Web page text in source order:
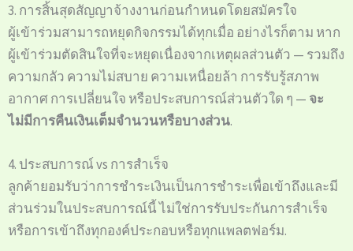
3. การสิ้นสุดสัญญาจ้างงานก่อนกำหนดโดยสมัครใจ
ผู้เข้าร่วมสามารถหยุดกิจกรรมได้ทุกเมื่อ อย่างไรก็ตาม หาก
ผู้เข้าร่วมตัดสินใจที่จะหยุดเนื่องจากเหตุผลส่วนตัว — รวมถึง
ความกลัว ความไม่สบาย ความเหนื่อยล้า การรับรู้สภาพ
อากาศ การเปลี่ยนใจ หรือประสบการณ์ส่วนตัวใด ๆ — จะ
ไม่มีการคืนเงินเต็มจำนวนหรือบางส่วน.
4. ประสบการณ์ vs การสำเร็จ
ลูกค้ายอมรับว่าการชำระเงินเป็นการชำระเพื่อเข้าถึงและมี
ส่วนร่วมในประสบการณ์นี้ ไม่ใช่การรับประกันการสำเร็จ
หรือการเข้าถึงทุกองค์ประกอบหรือทุกแพลตฟอร์ม.